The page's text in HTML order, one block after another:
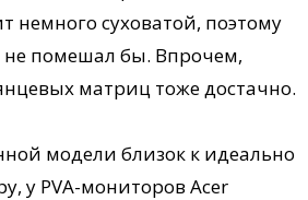
немного суховатой, поэтому
не помешал бы. Впрочем,
матриц тоже достачно.
модели близок к идеально
у PVA-мониторов Acer